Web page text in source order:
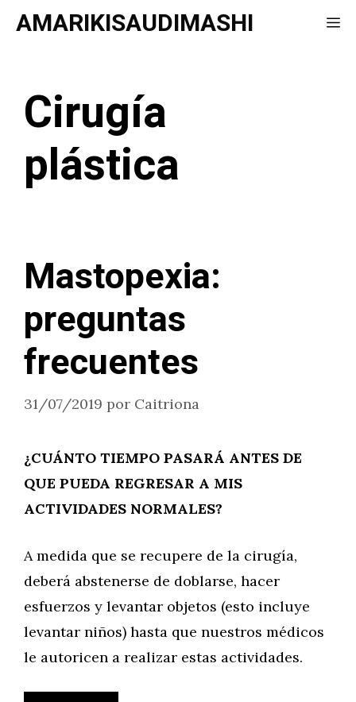
Saltar
AMARIKISAUDIMASHI
Cirugía
plástica
Mastopexia:
preguntas
frecuentes
31/07/2019 por Caitriona
¿CUÁNTO TIEMPO PASARÁ ANTES DE
QUE PUEDA REGRESAR A MIS
ACTIVIDADES NORMALES?
A medida que se recupere de la cirugía,
deberá abstenerse de doblarse, hacer
esfuerzos y levantar objetos (esto incluye
levantar niños) hasta que nuestros médicos
le autoricen a realizar estas actividades.